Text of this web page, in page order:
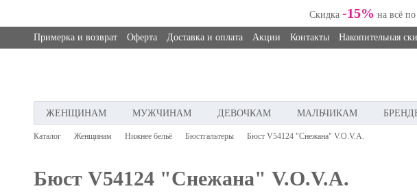
Скидка -15% на всё
Примерка и возврат Оферта Доставка и оплата Акции Контакты Накопительная
ЖЕНЩИНАМ МУЖЧИНАМ ДЕВОЧКАМ МАЛЬЧИКАМ
Каталог Женщинам Нижнее бельё Бюстгальтеры Бюст V54124 "Снежана" V.O.V.A.
Бюст V54124 "Снежана" V.O.V.A.